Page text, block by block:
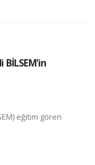
eğitim gören